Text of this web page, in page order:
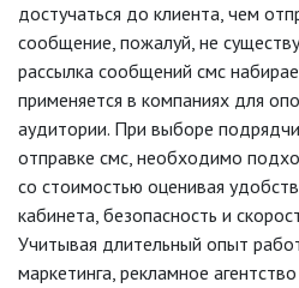
достучаться до клиента, чем
сообщение, пожалуй, не
рассылка сообщений смс
применяется в компаниях для
аудитории. При выборе
отправке смс, необходимо
со стоимостью оценивая
кабинета, безопасность и
Учитывая длительный опыт
маркетинга, рекламное